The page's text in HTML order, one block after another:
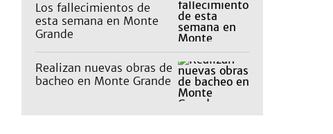
Los fallecimientos de
esta semana en Monte
Grande
Realizan nuevas obras de
bacheo en Monte Grande